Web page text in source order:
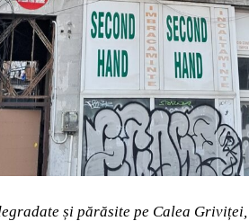
și părăsite pe Calea